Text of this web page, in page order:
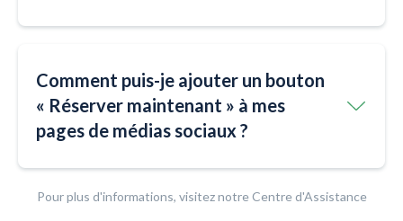
Comment puis-je ajouter un bouton
« Réserver maintenant » à mes
pages de médias sociaux ?
Pour plus d'informations, visitez notre Centre d'Assistance